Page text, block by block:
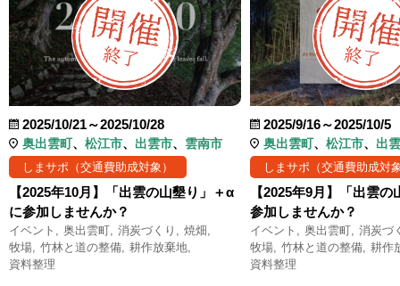
2025/10/21～2025/10/28
奥出雲町 松江市 出雲市 雲南市
しまサポ（交通費助成対象）
【2025年10月】「出雲の山墾り」＋α
に参加しませんか？
イベント 奥出雲町 消炭づくり
焼畑
牧場 竹林と道の整備 耕作放棄地
資料整理
2025/9/16～2025/10/5
奥出雲町 松江市 出
しまサポ（交通費助成対
【2025年9月】「出雲
参加しませんか？
イベント 奥出雲町
消炭づ
牧場
竹林と道の整備
耕作
資料整理